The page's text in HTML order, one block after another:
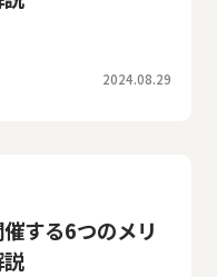
2024.08.29
する6つのメリ